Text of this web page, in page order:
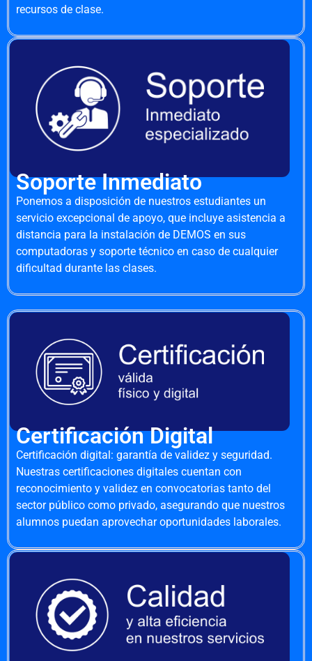
recursos de clase.
Soporte Inmediato
Ponemos a disposición de nuestros estudiantes un
servicio excepcional de apoyo, que incluye asistencia a
distancia para la instalación de DEMOS en sus
computadoras y soporte técnico en caso de cualquier
dificultad durante las clases.
Certificación Digital
Certificación digital: garantía de validez y seguridad.
Nuestras certificaciones digitales cuentan con
reconocimiento y validez en convocatorias tanto del
sector público como privado, asegurando que nuestros
alumnos puedan aprovechar oportunidades laborales.